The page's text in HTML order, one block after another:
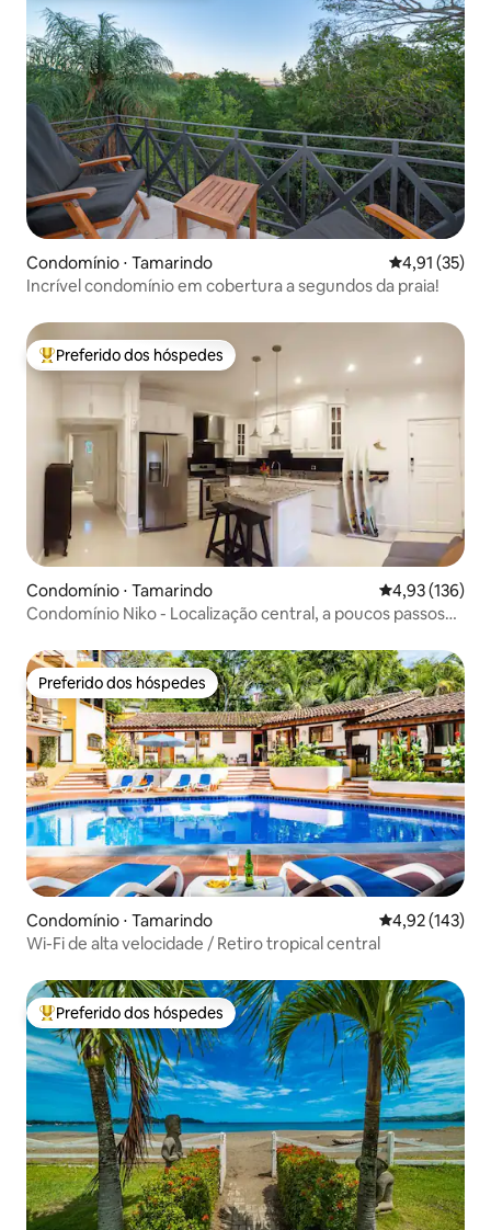
Condomínio ⋅ Tamarindo 4,91 de uma
4,91 (35)
Incrível condomínio em cobertura a segundos da praia!
Entre os melhores preferidos dos hóspedes
Preferido dos hóspedes
Condomínio ⋅ Tamarindo 4,93 de uma
4,93 (136)
Condomínio Niko - Localização central, a poucos passos
Preferido dos hóspedes
Preferido dos hóspedes
Condomínio ⋅ Tamarindo 4,92 de uma
4,92 (143)
Wi-Fi de alta velocidade / Retiro tropical central
Entre os melhores preferidos dos hóspedes
Preferido dos hóspedes